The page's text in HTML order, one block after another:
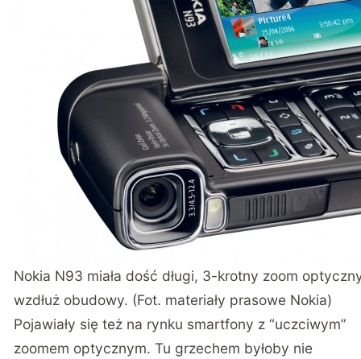
Nokia N93 miała dość długi, 3-krotny zoom
wzdłuż obudowy. (Fot. materiały prasowe Nokia)
Pojawiały się też na rynku smartfony z “uczciwym”
zoomem optycznym. Tu grzechem byłoby nie